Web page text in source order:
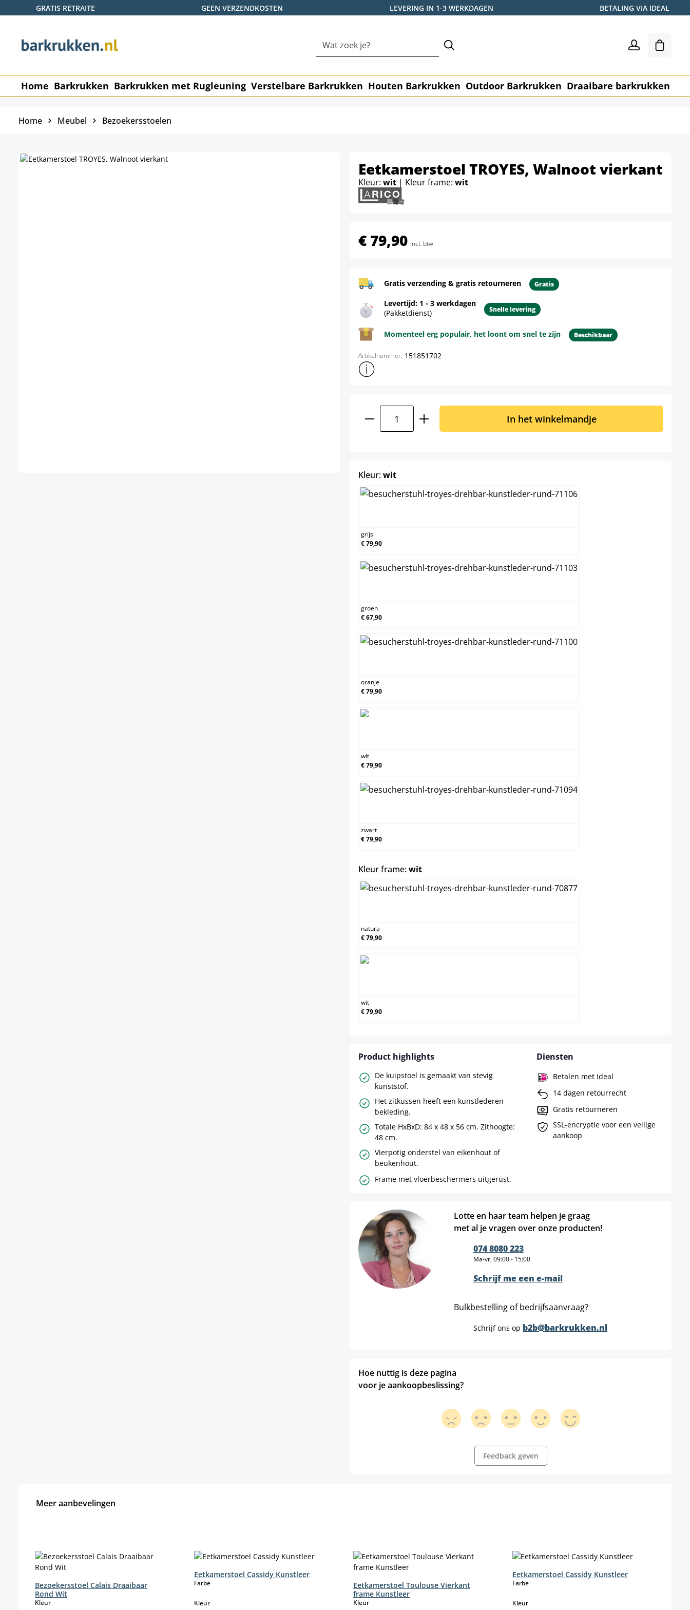
de hoofdinhoud
Ga naar de zoekopdracht
Ga naar de hoofdnavigatie
GRATIS RETRAITE GEEN VERZENDKOSTEN LEVERING IN 1-3 WERKDAGEN BETALING VIA IDEAL
Home Barkrukken Barkrukken met Rugleuning Verstelbare Barkrukken Houten Barkrukken Outdoor Barkrukken Draaibare barkrukken
Home Meubel Bezoekersstoelen
Eetkamerstoel TROYES, Walnoot vierkant
Kleur: wit | Kleur frame: wit
€ 79,90 incl. btw
Gratis verzending & gratis retourneren Gratis
Levertijd: 1 - 3 werkdagen
(Pakketdienst)
Snelle levering
Momenteel erg populair, het loont om snel te zijn Beschikbaar
Artikelnummer: 151851702
Toon meer productinformatie
Producthoeveelheid: Voer de gewenste hoeveelheid in
In het winkelmandje
Kleur:witselect
grijs
€ 79,90
groen
€ 67,90
oranje
€ 79,90
wit
€ 79,90
zwart
€ 79,90
Kleur frame:witselect
natura
€ 79,90
wit
€ 79,90
Product highlights
De kuipstoel is gemaakt van stevig
kunststof.
Het zitkussen heeft een kunstlederen
bekleding.
Totale HxBxD: 84 x 48 x 56 cm. Zithoogte:
48 cm.
Vierpotig onderstel van eikenhout of
beukenhout.
Frame met vloerbeschermers uitgerust.
Diensten
Betalen met Ideal
14 dagen retourrecht
Gratis retourneren
SSL-encryptie voor een veilige
aankoop
Lotte en haar team helpen je graag
met al je vragen over onze producten!
074 8080 223
Ma-vr, 09:00 - 15:00
Schrijf me een e-mail
Bulkbestelling of bedrijfsaanvraag?
Schrijf ons op b2b@barkrukken.nl
Hoe nuttig is deze pagina
voor je aankoopbeslissing?
Feedback geven
Meer aanbevelingen
Bezoekersstoel Calais Draaibaar
Rond Wit
Kleurselect
Eetkamerstoel Cassidy Kunstleer
Farbeselect
Kleurselect
Eetkamerstoel Toulouse Vierkant
frame Kunstleer
Kleurselect
Eetkamerstoel Cassidy Kunstleer
Farbeselect
Kleurselect